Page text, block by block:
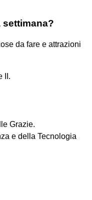
settimana?
da fare e attrazioni
II.
Grazie.
e della Tecnologia